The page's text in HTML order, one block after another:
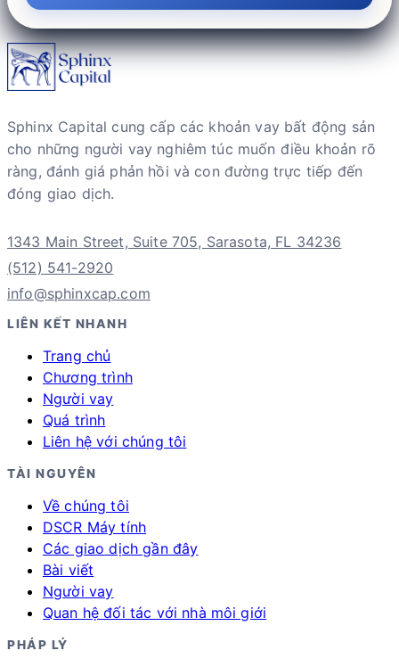
Sphinx Capital cung cấp các khoản vay bất động sản
cho những người vay nghiêm túc muốn điều khoản rõ
ràng, đánh giá phản hồi và con đường trực tiếp đến
đóng giao dịch.
1343 Main Street, Suite 705, Sarasota, FL 34236
(512) 541-2920
info@sphinxcap.com
LIÊN KẾT NHANH
Trang chủ
Chương trình
Người vay
Quá trình
Liên hệ với chúng tôi
TÀI NGUYÊN
Về chúng tôi
DSCR Máy tính
Các giao dịch gần đây
Bài viết
Người vay
Quan hệ đối tác với nhà môi giới
PHÁP LÝ